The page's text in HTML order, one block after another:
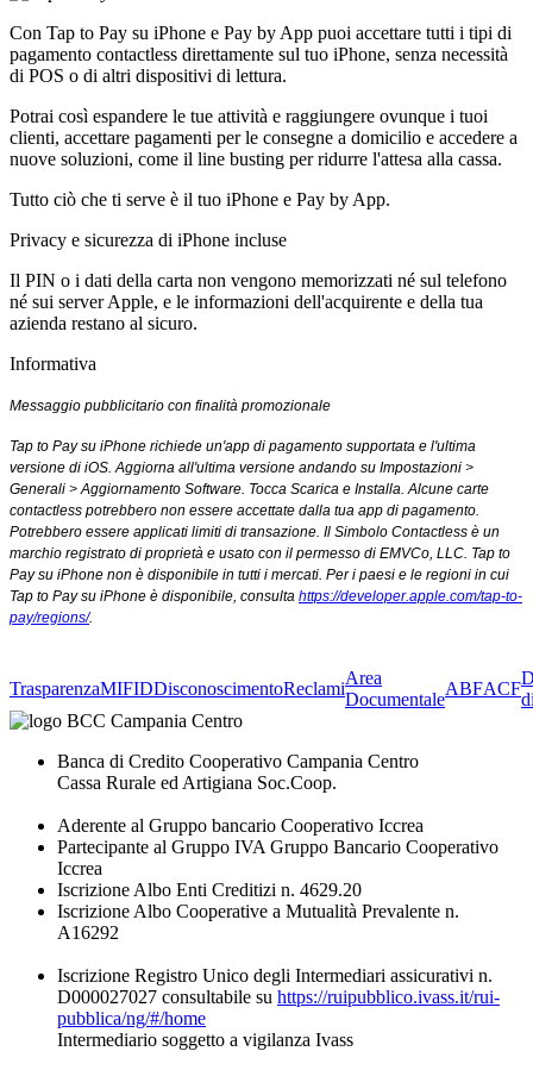
Con Tap to Pay su iPhone e Pay by App puoi accettare tutti i tipi di
pagamento contactless direttamente sul tuo iPhone, senza necessità
di POS o di altri dispositivi di lettura.
Potrai così espandere le tue attività e raggiun­gere ovunque i tuoi
clienti, accettare pagamenti per le consegne a domicilio e accedere a
nuove soluzioni, come il line busting per ridurre l'attesa alla cassa.
Tutto ciò che ti serve è il tuo iPhone e Pay by App.
Privacy e sicurezza di iPhone incluse
Il PIN o i dati della carta non vengono memo­rizzati né sul telefono
né sui server Apple, e le informazioni dell'acquirente e della tua
azienda restano al sicuro.
Informativa
Messaggio pubblicitario con finalità promozionale
Tap to Pay su iPhone richiede un'app di pagamento supportata e l'ultima
versione di iOS. Aggiorna all'ultima versione andando su Impostazioni >
Generali > Aggiornamento Software. Tocca Scarica e Installa. Alcune carte
contactless potrebbero non essere accettate dalla tua app di pagamento.
Potrebbero essere applicati limiti di transazione. Il Simbolo Contactless è un
marchio registrato di proprietà e usato con il permesso di EMVCo, LLC. Tap to
Pay su iPhone non è disponibile in tutti i mercati. Per i paesi e le regioni in cui
Tap to Pay su iPhone è disponibile, consulta https://developer.apple.com/tap-to-
pay/regions/.
TrasparenzaMIFIDDisconoscimentoReclami
Area
Documentale
ABFACF
Banca di Credito Cooperativo Campania Centro
Cassa Rurale ed Artigiana Soc.Coop.
Aderente al Gruppo bancario Cooperativo Iccrea
Partecipante al Gruppo IVA Gruppo Bancario Cooperativo
Iccrea
Iscrizione Albo Enti Creditizi n. 4629.20
Iscrizione Albo Cooperative a Mutualità Prevalente n.
A16292
Iscrizione Registro Unico degli Intermediari assicurativi n.
D000027027 consultabile su https://ruipubblico.ivass.it/rui-
pubblica/ng/#/home
Intermediario soggetto a vigilanza Ivass